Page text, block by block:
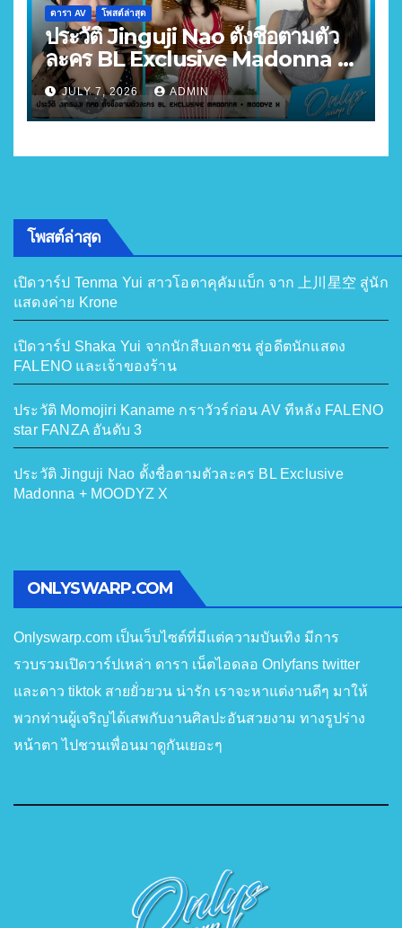
ดารา AV โพสต์ล่าสุด
ประวัติ Jinguji Nao ตั้งชื่อตามตัว
ละคร BL Exclusive Madonna +
MOODYZ X
JULY 7, 2026 ADMIN
โพสต์ล่าสุด
เปิดวาร์ป Tenma Yui สาวโอตาคุคัมแบ็ก จาก 上川星空 สู่นัก
แสดงค่าย Krone
เปิดวาร์ป Shaka Yui จากนักสืบเอกชน สู่อดีตนักแสดง
FALENO และเจ้าของร้าน
ประวัติ Momojiri Kaname กราวัวร์ก่อน AV ทีหลัง FALENO
star FANZA อันดับ 3
ประวัติ Jinguji Nao ตั้งชื่อตามตัวละคร BL Exclusive
Madonna + MOODYZ X
ONLYSWARP.COM
Onlyswarp.com เป็นเว็บไซต์ที่มีแต่ความบันเทิง มีการ
รวบรวมเปิดวาร์ปเหล่า ดารา เน็ตไอดลอ Onlyfans twitter
และดาว tiktok สายยั่วยวน น่ารัก เราจะหาแต่งานดีๆ มาให้
พวกท่านผู้เจริญได้เสพกับงานศิลปะอันสวยงาม ทางรูปร่าง
หน้าตา ไปชวนเพื่อนมาดูกันเยอะๆ